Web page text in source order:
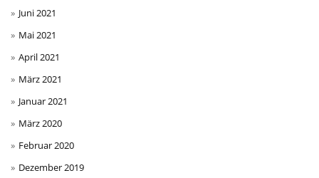
Juni 2021
Mai 2021
April 2021
März 2021
Januar 2021
März 2020
Februar 2020
Dezember 2019